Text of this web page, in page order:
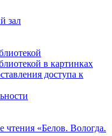
зал
в картинках
доступа к
чтения «Белов. Вологда.